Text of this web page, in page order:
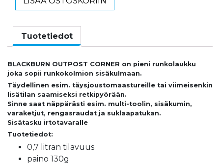
Tuotetiedot
BLACKBURN OUTPOST CORNER on pieni runkolaukku
joka sopii runkokolmion sisäkulmaan.
Täydellinen esim. täysjoustomaastureille tai viimeisenkin
lisätilan saamiseksi retkipyörään.
Sinne saat näppärästi esim. multi-toolin, sisäkumin,
varaketjut, rengasraudat ja suklaapatukan.
Sisätasku irtotavaralle
Tuotetiedot:
0,7 litran tilavuus
paino 130g